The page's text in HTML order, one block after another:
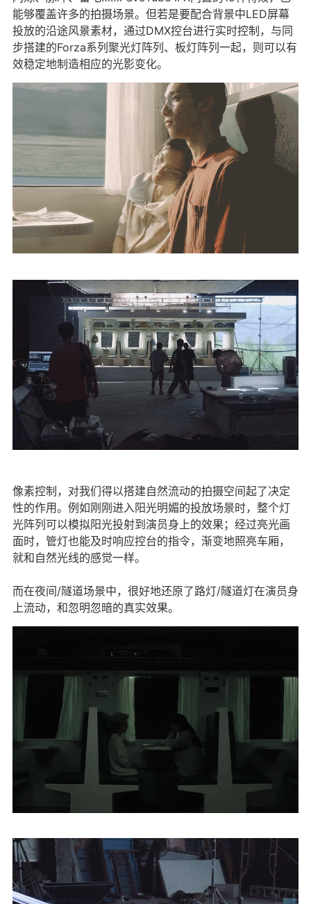
能够覆盖许多的拍摄场景。但若是要配合背景中LED屏幕
投放的沿途风景素材，通过DMX控台进行实时控制，与同
步搭建的Forza系列聚光灯阵列、板灯阵列一起，则可以有
效稳定地制造相应的光影变化。
像素控制，对我们得以搭建自然流动的拍摄空间起了决定
性的作用。例如刚刚进入阳光明媚的投放场景时，整个灯
光阵列可以模拟阳光投射到演员身上的效果；经过亮光画
面时，管灯也能及时响应控台的指令，渐变地照亮车厢，
就和自然光线的感觉一样。
而在夜间/隧道场景中，很好地还原了路灯/隧道灯在演员身
上流动，和忽明忽暗的真实效果。